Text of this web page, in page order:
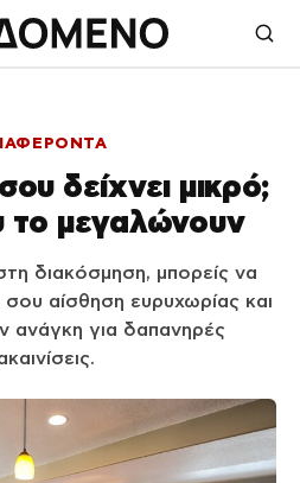
σου δείχνει μικρό;
το μεγαλώνουν
διακόσμηση, μπορείς να
αίσθηση ευρυχωρίας και
ανάγκη για δαπανηρές